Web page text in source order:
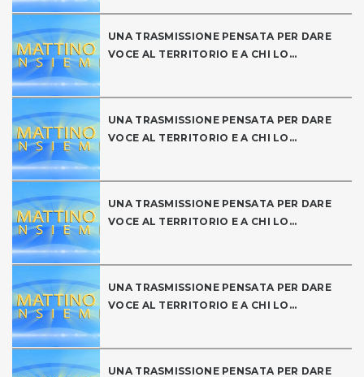
UNA TRASMISSIONE PENSATA PER DARE
VOCE AL TERRITORIO E A CHI LO...
UNA TRASMISSIONE PENSATA PER DARE
VOCE AL TERRITORIO E A CHI LO...
UNA TRASMISSIONE PENSATA PER DARE
VOCE AL TERRITORIO E A CHI LO...
UNA TRASMISSIONE PENSATA PER DARE
VOCE AL TERRITORIO E A CHI LO...
UNA TRASMISSIONE PENSATA PER DARE